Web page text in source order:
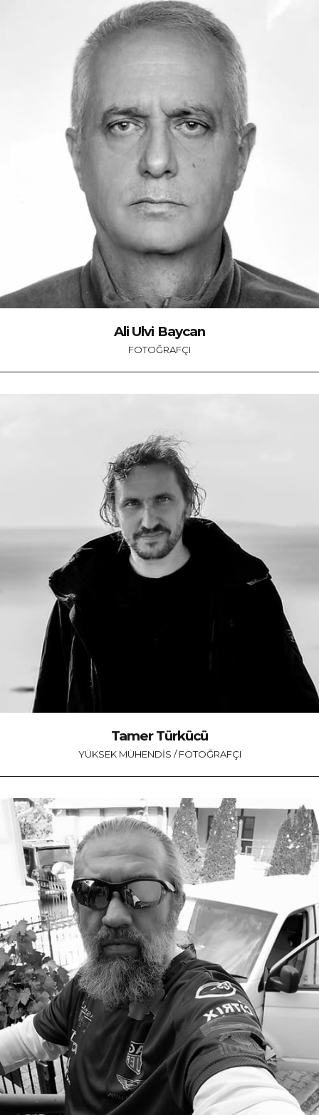
Ali Ulvi Baycan
FOTOĞRAFÇI
Tamer Türkücü
YÜKSEK MÜHENDIS / FOTOĞRAFÇI